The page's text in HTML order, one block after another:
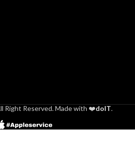
Right Reserved. Made with ❤️doIT.